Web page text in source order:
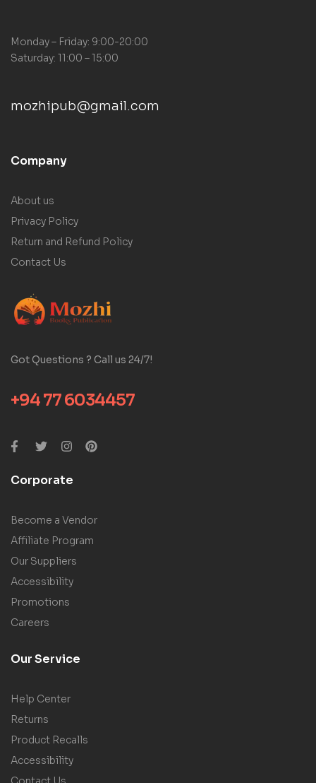
Monday – Friday: 9:00-20:00
Saturday: 11:00 – 15:00
mozhipub@gmail.com
Company
About us
Privacy Policy
Return and Refund Policy
Contact Us
Got Questions ? Call us 24/7!
+94 77 6034457
Corporate
Become a Vendor
Affiliate Program
Our Suppliers
Accessibility
Promotions
Careers
Our Service
Help Center
Returns
Product Recalls
Accessibility